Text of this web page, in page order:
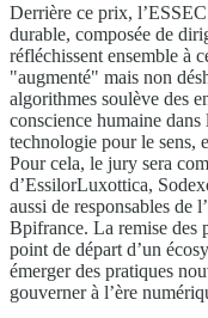
Derrière ce prix,
durable, composée de
réfléchissent ensemble à
"augmenté" mais non
algorithmes soulève des
conscience humaine
technologie pour le sens,
Pour cela, le jury sera
d’EssilorLuxottica,
aussi de responsables de
Bpifrance. La remise des
point de départ d’un
émerger des pratiques
gouverner à l’ère